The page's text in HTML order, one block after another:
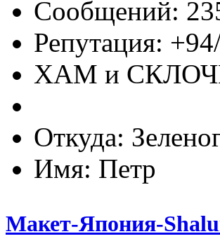
Сообщений:
Репутация:
ХАМ и
Откуда:
Имя: Петр
Макет-Япония-